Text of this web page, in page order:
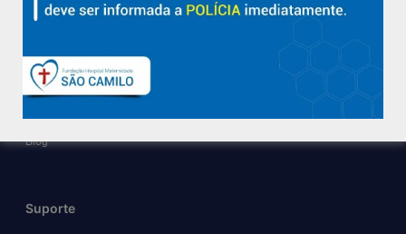
Sobre
Diretorias
Políticas e Normas
Trabalhe Conosco
Blog
Suporte